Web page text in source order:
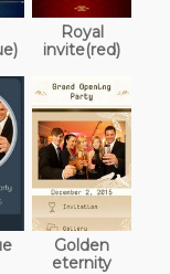
Royal
invite(red)
Golden
eternity